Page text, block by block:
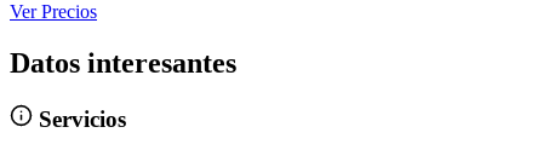
Ver Precios
Datos interesantes
Servicios